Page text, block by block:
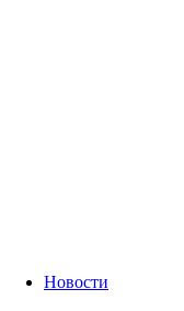
Новости